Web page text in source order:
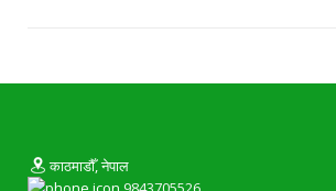
काठमाडौँ, नेपाल